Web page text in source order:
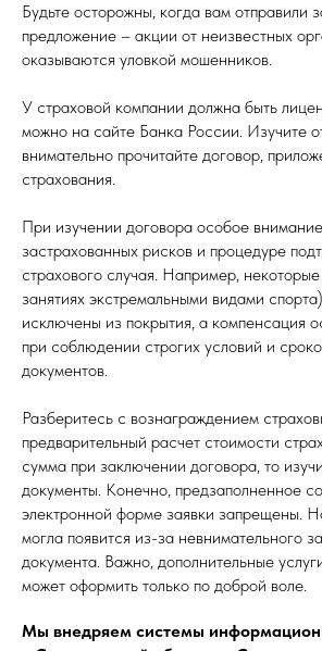
Будьте осторожны, когда вам отправили
предложение – акции от неизвестных
оказываются уловкой мошенников.
У страховой компании должна быть
можно на сайте Банка России. Изучите
внимательно прочитайте договор,
страхования.
При изучении договора особое
застрахованных рисков и процедуре
страхового случая. Например,
занятиях экстремальными видами
исключены из покрытия, а компенсация
при соблюдении строгих условий и
документов.
Разберитесь с вознаграждением
предварительный расчет стоимости
сумма при заключении договора, то
документы. Конечно, предзаполненное
электронной форме заявки запрещены.
могла появится из-за невнимательного
документа. Важно, дополнительные
может оформить только по доброй воле.
Мы внедряем системы